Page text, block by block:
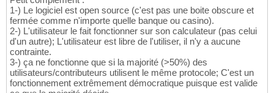
1-) Le logiciel est open source (c'est pas une boite obscure et
fermée comme n'importe quelle banque ou casino).
2-) L'utilisateur le fait fonctionner sur son calculateur (pas celui
d'un autre); L'utilisateur est libre de l'utiliser, il n'y a aucune
contrainte.
3-) ça ne fonctionne que si la majorité (>50%) des
utilisateurs/contributeurs utilisent le même protocole; C'est un
fonctionnement extrêmement démocratique puisque est valide